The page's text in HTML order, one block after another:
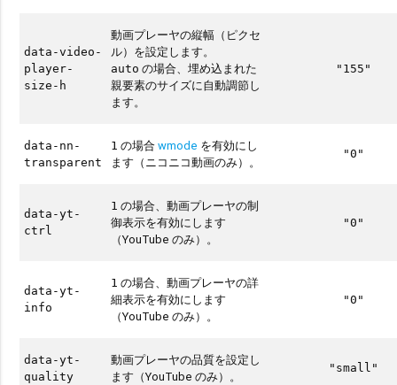
data-video-
player-
size-h
動画プレーヤの縦幅（ピクセ
ル）を設定します。
auto の場合、埋め込まれた
親要素のサイズに自動調節し
ます。
"155"
data-nn-
transparent
1 の場合wmode を有効にし
ます（ニコニコ動画のみ）。
"0"
data-yt-
ctrl
1 の場合、動画プレーヤの制
御表示を有効にします
（YouTube のみ）。
"0"
data-yt-
info
1 の場合、動画プレーヤの詳
細表示を有効にします
（YouTube のみ）。
"0"
data-yt-
quality
動画プレーヤの品質を設定し
ます（YouTube のみ）。
"small"